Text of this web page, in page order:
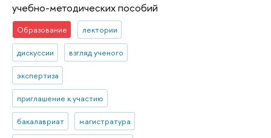
учебно-методических пособий
Образование лектории
дискуссии взгляд ученого
экспертиза
приглашение к участию
бакалавриат магистратура